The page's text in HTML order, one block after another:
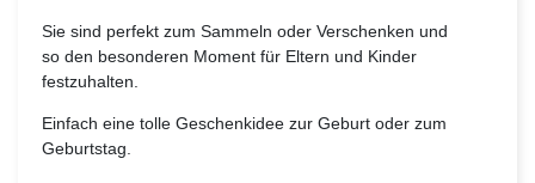
Sie sind perfekt zum Sammeln oder Verschenken und
so den besonderen Moment für Eltern und Kinder
festzuhalten.
Einfach eine tolle Geschenkidee zur Geburt oder zum
Geburtstag.